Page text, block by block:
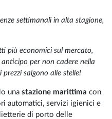
settimanali in alta stagione,
più economici sul mercato,
per non cadere nella
salgono alle stelle!
una stazione marittima con
automatici, servizi igienici e
di porto delle